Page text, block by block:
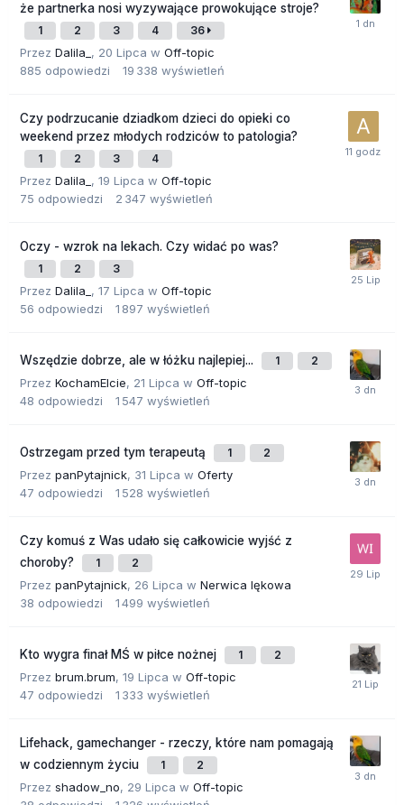
że partnerka nosi wyzywające prowokujące stroje?
1 2 3 4 36
Przez Dalila_ , 20 Lipca w Off-topic
885 odpowiedzi 19 338 wyświetleń
Czy podrzucanie dziadkom dzieci do opieki co
weekend przez młodych rodziców to patologia?
1 2 3 4
Przez Dalila_ , 19 Lipca w Off-topic
75 odpowiedzi 2 347 wyświetleń
Oczy - wzrok na lekach. Czy widać po was?
1 2 3
Przez Dalila_ , 17 Lipca w Off-topic
56 odpowiedzi 1 897 wyświetleń
Wszędzie dobrze, ale w łóżku najlepiej... 1 2
Przez KochamElcie, 21 Lipca w Off-topic
48 odpowiedzi 1 547 wyświetleń
Ostrzegam przed tym terapeutą 1 2
Przez panPytajnick, 31 Lipca w Oferty
47 odpowiedzi 1 528 wyświetleń
Czy komuś z Was udało się całkowicie wyjść z
choroby?
1 2
Przez panPytajnick, 26 Lipca w Nerwica lękowa
38 odpowiedzi 1 499 wyświetleń
Kto wygra finał MŚ w piłce nożnej 1 2
Przez brum.brum, 19 Lipca w Off-topic
47 odpowiedzi 1 333 wyświetleń
Lifehack, gamechanger - rzeczy, które nam pomagają
w codziennym życiu
1 2
Przez shadow_no, 29 Lipca w Off-topic